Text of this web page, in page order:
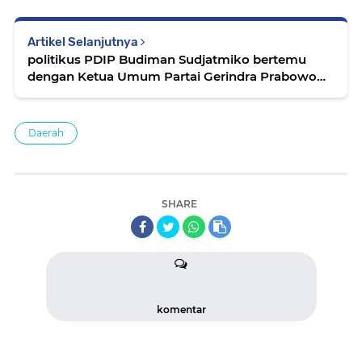
Artikel Selanjutnya
politikus PDIP Budiman Sudjatmiko bertemu
dengan Ketua Umum Partai Gerindra Prabowo
Daerah
SHARE
komentar